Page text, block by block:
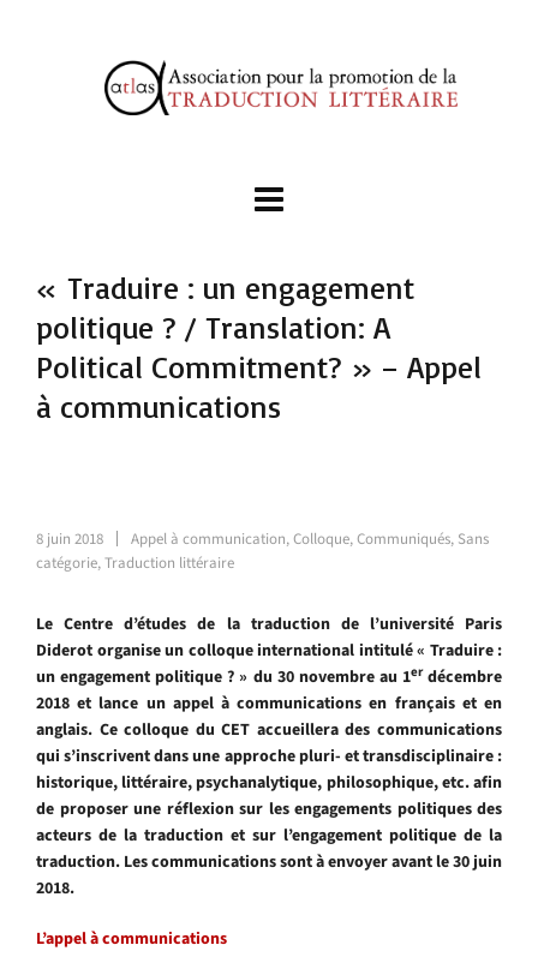
« Traduire : un engagement
politique ? / Translation: A
Political Commitment? » – Appel
à communications
8 juin 2018 Appel à communication,Colloque,Communiqués, Sans
catégorie,Traduction littéraire
Le Centre d’études de la traduction de l’université Paris
Diderot organise un colloque international intitulé « Traduire :
un engagement politique ? » du 30 novembre au 1erdécembre
2018 et lance un appel à communications en français et en
anglais. Ce colloque du CET accueillera des communications
qui s’inscrivent dans une approche pluri- et transdisciplinaire :
historique, littéraire, psychanalytique, philosophique, etc. afin
de proposer une réflexion sur les engagements politiques des
acteurs de la traduction et sur l’engagement politique de la
traduction. Les communications sont à envoyer avant le 30 juin
2018.
L’appel à communications